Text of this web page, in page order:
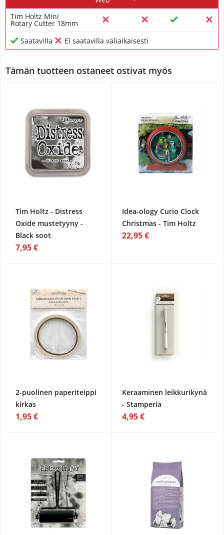
Tim Holtz Mini
Rotary Cutter 18mm
Saatavilla
Ei saatavilla väliaikaisesti
Tämän tuotteen ostaneet ostivat myös
Tim Holtz - Distress
Oxide mustetyyny -
Black soot
7,95 €
Idea-ology Curio Clock
Christmas - Tim Holtz
22,95 €
2-puolinen paperiteippi
kirkas
1,95 €
Keraaminen leikkurikynä
- Stamperia
4,95 €